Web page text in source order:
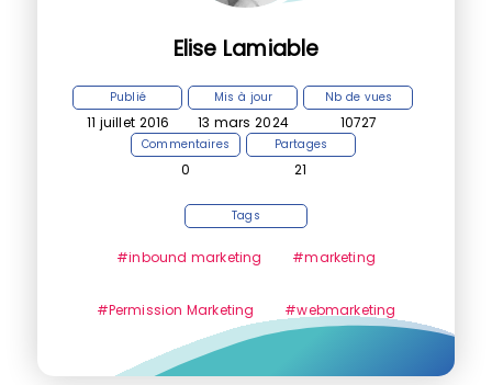
Elise Lamiable
Publié
11 juillet 2016
Mis à jour
13 mars 2024
Nb de vues
10727
Commentaires
0
Partages
21
Tags
#inbound marketing #marketing
#Permission Marketing #webmarketing